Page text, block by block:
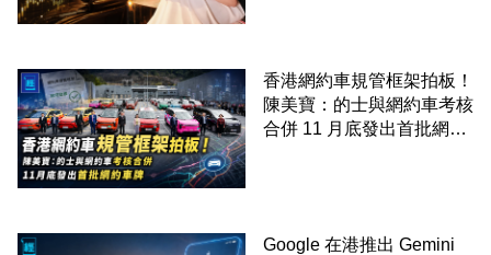
香港網約車規管框架拍板！
陳美寶：的士與網約車考核
合併 11 月底發出首批網約
Google 在港推出 Gemini